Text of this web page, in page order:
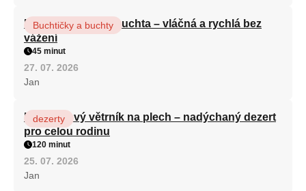
Hrnková maková buchta – vláčná a rychlá bez
vážení
Buchtičky a buchty
45 minut
27. 07. 2026
Jan
Karamelový větrník na plech – nadýchaný dezert
pro celou rodinu
dezerty
120 minut
25. 07. 2026
Jan